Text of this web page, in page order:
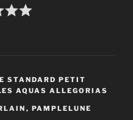
STANDARD PETIT
AQUAS ALLEGORIAS
, PAMPLELUNE